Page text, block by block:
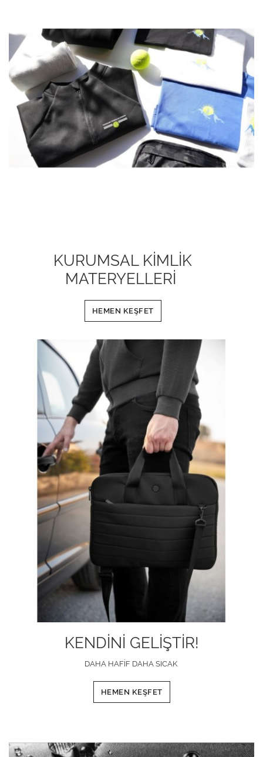
KURUMSAL KİMLİK
MATERYELLERİ
HEMEN KEŞFET
KENDİNİ GELİŞTİR!
DAHA HAFİF DAHA SICAK
HEMEN KEŞFET